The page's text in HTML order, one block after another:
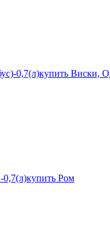
0,7(л)купить Виски,
0,7(л)купить Ром